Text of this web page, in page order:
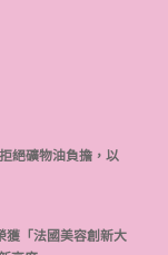
絕礦物油負擔，以
獲「法國美容創新大